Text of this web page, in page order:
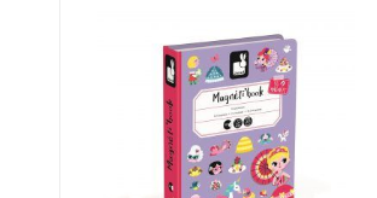
Dodajte
na listu